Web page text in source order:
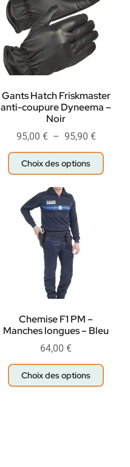
Gants Hatch Friskmaster
anti-coupure Dyneema –
Noir
95,00 € – 95,90 €
Choix des options
Chemise F1 PM –
Manches longues – Bleu
64,00 €
Choix des options